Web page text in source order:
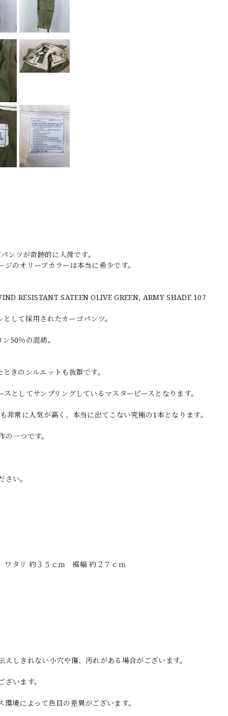
ンツが奇跡的に入荷です。
のオリーブカラーは本当に希少です。
RESISTANT SATEEN OLIVE GREEN, ARMY SHADE 107
して採用されたカーゴパンツ。
50％の混紡。
きのシルエットも抜群です。
としてサンプリングしているマスターピースとなります。
常に人気が高く、本当に出てこない究極の1本となります。
一つです。
い。
タリ 約３５ｃｍ 裾幅 約２７ｃｍ
しきれない小穴や傷、汚れがある場合がございます。
います。
境によって色目の差異がございます。